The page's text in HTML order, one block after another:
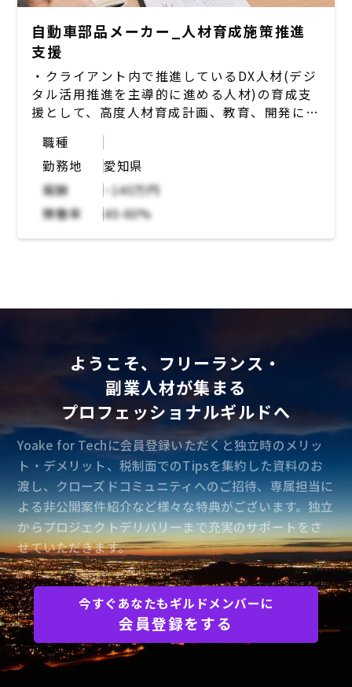
自動車部品メーカー_人材育成施策推進
支援
・クライアント内で推進しているDX人材(デジ
タル活用推進を主導的に進める人材)の育成支
援として、高度人材育成計画、教育、開発に関
・DX人材育成制度の構築支援（ファシリテー
ションや資料作成、アドバイス）
・AI活用推進活動の支援（資料チェックやアド
バイス）
・複数社員の1on1を通した育成（ビジネスス
キルのメソッドや事例紹介、コーチング）
職種
勤務地
愛知県
報酬
~140万円
稼働率
40-60%
ようこそ、フリーランス・
副業人材が集まる
プロフェッショナルギルドへ
Yoake for Techに会員登録いただくと独立時のメリッ
ト・デメリット、税制面でのTipsを集約した資料のお
渡し、クローズドコミュニティへのご招待、専属担当に
よる非公開案件紹介など様々な特典がございます。独立
からプロジェクトデリバリーまで充実のサポートをさ
せていただきます。
今すぐあなたもギルドメンバーに
会員登録をする